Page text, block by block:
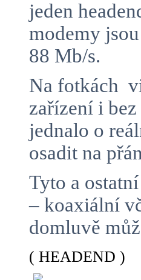
jeden
modemy
88 Mb/s.
Na fotkách
zařízení i
jednalo o
osadit na
Tyto a
– koaxiální
domluvě
( HEADEND )